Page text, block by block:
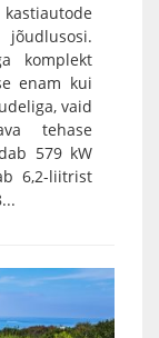
komplekt
enam kui
vaid
tehase
579 kW
6,2-liitrist